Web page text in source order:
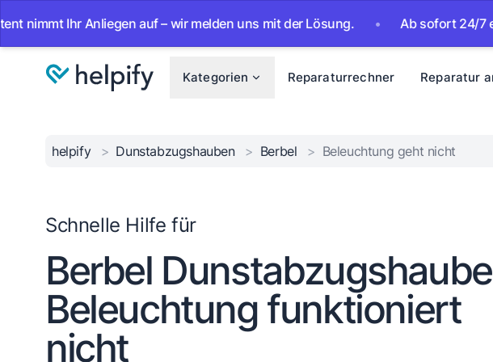
Ihr Anliegen auf – wir melden uns mit der Lösung. • Ab sofort 24/7
Kategorien Reparaturrechner Reparatur
helpify > Dunstabzugshauben > Berbel > Beleuchtung geht nicht
Schnelle Hilfe für
Berbel
Beleuchtung funktioniert
nicht